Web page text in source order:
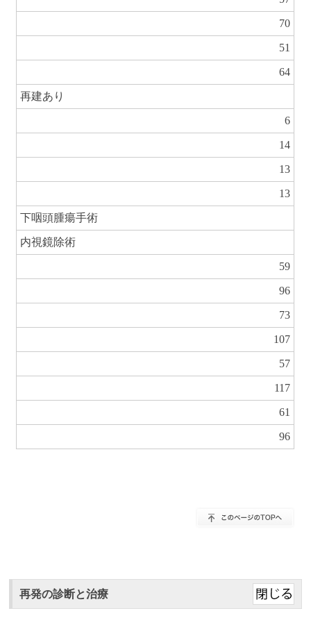
70
51
64
再建あり
6
14
13
13
下咽頭腫瘍手術
内視鏡除術
59
96
73
107
57
117
61
96
再発の診断と治療